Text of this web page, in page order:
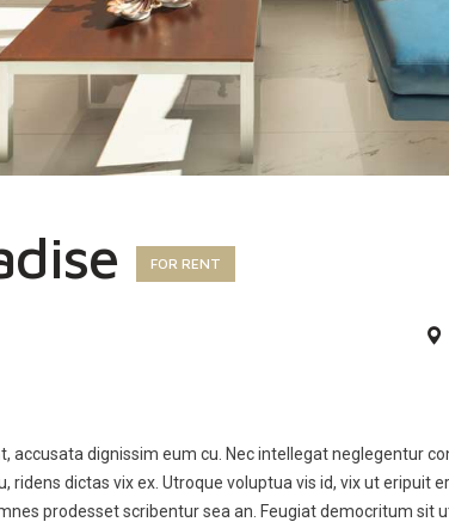
FOR RENT
accusata dignissim eum cu. Nec intellegat neglegentur
dictas vix ex. Utroque voluptua vis id, vix ut eripuit
prodesset scribentur sea an. Feugiat democritum sit